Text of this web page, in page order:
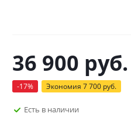
36 900 руб.
-17% Экономия 7 700 руб.
Есть в наличии